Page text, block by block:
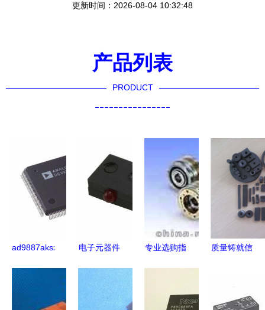
更新时间：2026-08-04 10:32:48
产品列表
PRODUCT
----------------
ad9887aksz
arrow 艾睿
电子元器件
6300
专业选购指
器件现货分
质量铸就信
业